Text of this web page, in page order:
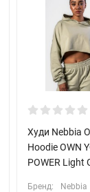
Худи Nebbia
Hoodie OWN
POWER Light
Бренд: Nebbia